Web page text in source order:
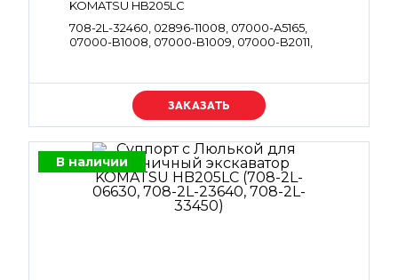
KOMATSU HB205LC
708-2L-32460, 02896-11008, 07000-A5165,
07000-B1008, 07000-B1009, 07000-B2011,
61023, 07002-61423, 07002-62434, 702-21-54910,
723-11-19960, 07001-01008, 07001-01009, 708-2L-
35210, 708-2L-35750, 708-25-52861
Уточняйте цену
В наличии